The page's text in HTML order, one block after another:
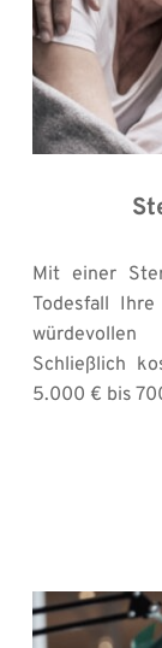
Mit einer
Todesfall
Schließlich
5.000 € bis